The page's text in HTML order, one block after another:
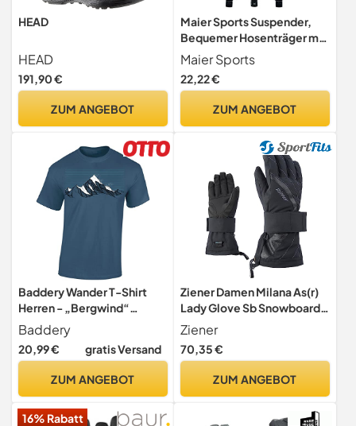
HEAD
HEAD
191,90 €
ZUM ANGEBOT
Maier Sports Suspender,
Bequemer Hosenträger mit
hochwertigen Clips für
sicheren Halt für Männer
und Frauen, Länge
Perfekt zum Skifahren oder
Maier Sports
22,22 €
ZUM ANGEBOT
Baddery Wander T-Shirt
Herren - „Bergwind“
(Denim Blue XL)
Baddery
20,99 € gratis Versand
ZUM ANGEBOT
Ziener Damen Milana As(r)
Lady Glove Sb Snowboard-
handschuhe, black, 7.5
Ziener
70,35 €
ZUM ANGEBOT
16% Rabatt